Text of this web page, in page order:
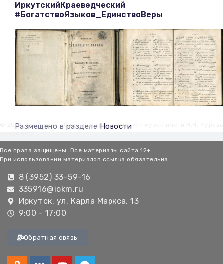
ИркутскийКраеведческий
#БогатствоЯзыков_ЕдинствоВеры
Размещено в разделе Новости
© 2026 Иркутский областной краеведческий музей имени Н.Н.
Все права защищены. Все материалы сайта 12+.
При использовании материалов ссылка обязательна
8 (3952) 33-59-16
335916@iokm.ru
Иркутск, ул. Карла Маркса, 13
9:00 - 17:00
Обратная связь